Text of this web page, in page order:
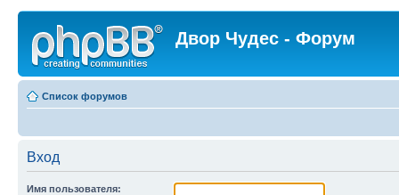
Двор Чудес - Форум
Список форумов
Вход
Имя пользователя: